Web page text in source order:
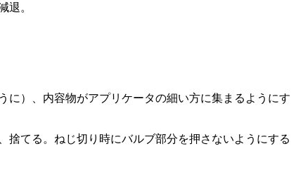
）、内容物がアプリケータの細い方に集まるようにす
てる。ねじ切り時にバルブ部分を押さないようにする
退。